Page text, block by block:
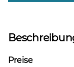
Preise